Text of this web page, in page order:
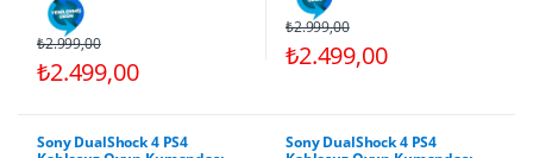
₺2.499,00
₺2.999,00 ₺2.499,00
₺2.999,00
Sony DualShock 4 PS4
Sony DualShock 4 PS4